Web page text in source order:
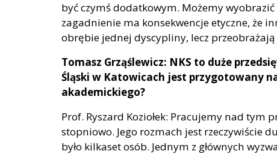
być czymś dodatkowym. Możemy
zagadnienie ma konsekwencje etyczne, że
obrębie jednej dyscypliny, lecz przeobrażają
Tomasz Grząślewicz: NKS to duże
Śląski w Katowicach jest przygotowany
akademickiego?
Prof. Ryszard Koziołek: Pracujemy nad
stopniowo. Jego rozmach jest rzeczywiście
było kilkaset osób. Jednym z głównych